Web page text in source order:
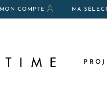
MON COMPTE MA